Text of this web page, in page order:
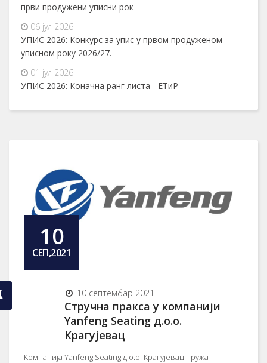
први продужени уписни рок
06 јул 2026
УПИС 2026: Конкурс за упис у првом продуженом
уписном року 2026/27.
01 јул 2026
УПИС 2026: Коначна ранг листа - ЕТиР
10
СЕП,2021
10 септембар 2021
Стручна пракса у компанији
Yanfeng Seating д.о.о.
Крагујевац
Компанија Yanfeng Seating д.о.о. Крагујевац пружа